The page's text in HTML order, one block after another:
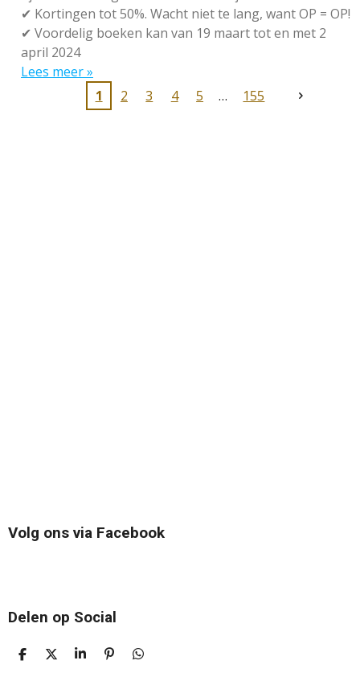
✔ Kortingen tot 50%. Wacht niet te lang, want OP = OP!
✔ Voordelig boeken kan van 19 maart tot en met 2
april 2024
Lees meer »
1
2 3 4 5 155
Volg ons via Facebook
Delen op Social
D
D
S
P
D